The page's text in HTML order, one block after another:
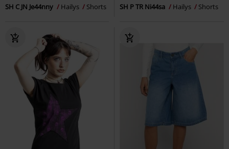
SH C JN Je44nny Hailys Shorts SH P TR Ni44sa Hailys Shorts